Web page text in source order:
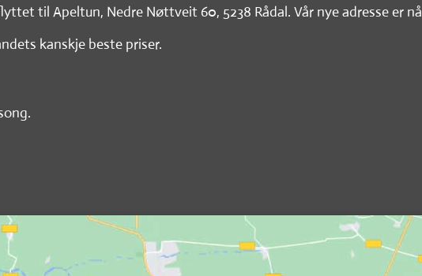
til Apeltun, Nedre Nøttveit 60, 5238 Rådal. Vår nye adresse er nå
kanskje beste priser.